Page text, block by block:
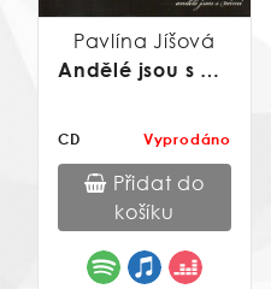
Pavlína Jíšová
Andělé jsou s námi
CD Vyprodáno
Přidat do
košíku